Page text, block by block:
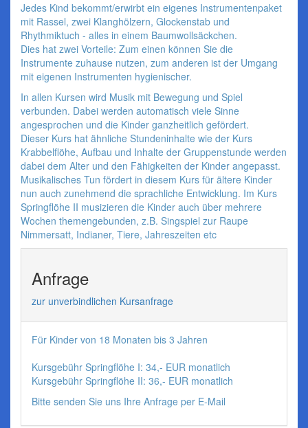
Jedes Kind bekommt/erwirbt ein eigenes Instrumentenpaket
mit Rassel, zwei Klanghölzern, Glockenstab und
Rhythmiktuch - alles in einem Baumwollsäckchen.
Dies hat zwei Vorteile: Zum einen können Sie die
Instrumente zuhause nutzen, zum anderen ist der Umgang
mit eigenen Instrumenten hygienischer.
In allen Kursen wird Musik mit Bewegung und Spiel
verbunden. Dabei werden automatisch viele Sinne
angesprochen und die Kinder ganzheitlich gefördert.
Dieser Kurs hat ähnliche Stundeninhalte wie der Kurs
Krabbelflöhe, Aufbau und Inhalte der Gruppenstunde werden
dabei dem Alter und den Fähigkeiten der Kinder angepasst.
Musikalisches Tun fördert in diesem Kurs für ältere Kinder
nun auch zunehmend die sprachliche Entwicklung. Im Kurs
Springflöhe II musizieren die Kinder auch über mehrere
Wochen themengebunden, z.B. Singspiel zur Raupe
Nimmersatt, Indianer, Tiere, Jahreszeiten etc
Anfrage
zur unverbindlichen Kursanfrage
Für Kinder von 18 Monaten bis 3 Jahren
Kursgebühr Springflöhe I: 34,- EUR monatlich
Kursgebühr Springflöhe II: 36,- EUR monatlich
Bitte senden Sie uns Ihre Anfrage per E-Mail